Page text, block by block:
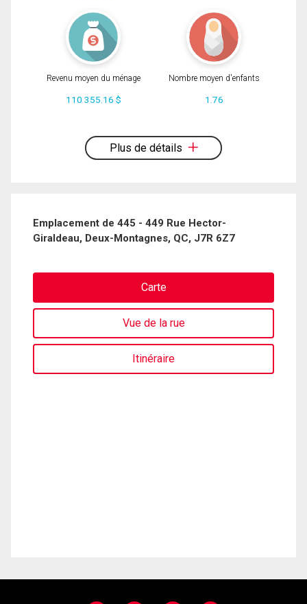
Revenu moyen du ménage
110 355.16 $
Nombre moyen d'enfants
1.76
Plus de détails
Emplacement de 445 - 449 Rue Hector-
Giraldeau, Deux-Montagnes, QC, J7R 6Z7
Carte
Vue de la rue
Itinéraire